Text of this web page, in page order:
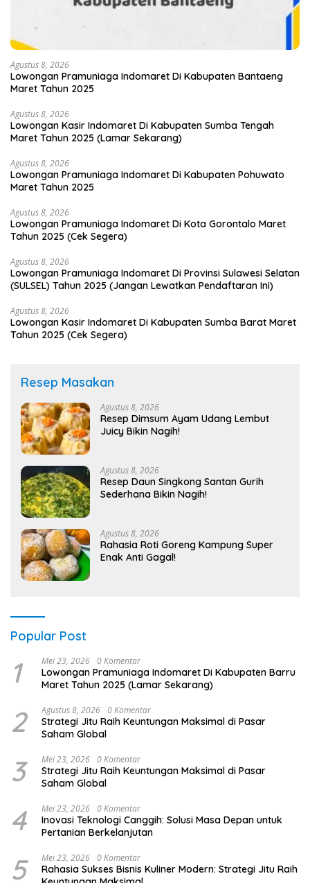
Agustus 8, 2026
Lowongan Pramuniaga Indomaret Di Kabupaten Bantaeng
Maret Tahun 2025
Agustus 8, 2026
Lowongan Kasir Indomaret Di Kabupaten Sumba Tengah
Maret Tahun 2025 (Lamar Sekarang)
Agustus 8, 2026
Lowongan Pramuniaga Indomaret Di Kabupaten Pohuwato
Maret Tahun 2025
Agustus 8, 2026
Lowongan Pramuniaga Indomaret Di Kota Gorontalo Maret
Tahun 2025 (Cek Segera)
Agustus 8, 2026
Lowongan Pramuniaga Indomaret Di Provinsi Sulawesi Selatan
(SULSEL) Tahun 2025 (Jangan Lewatkan Pendaftaran Ini)
Agustus 8, 2026
Lowongan Kasir Indomaret Di Kabupaten Sumba Barat Maret
Tahun 2025 (Cek Segera)
Resep Masakan
Agustus 8, 2026
Resep Dimsum Ayam Udang Lembut
Juicy Bikin Nagih!
Agustus 8, 2026
Resep Daun Singkong Santan Gurih
Sederhana Bikin Nagih!
Agustus 8, 2026
Rahasia Roti Goreng Kampung Super
Enak Anti Gagal!
Popular Post
1 Mei 23, 2026 0 Komentar
Lowongan Pramuniaga Indomaret Di Kabupaten Barru
Maret Tahun 2025 (Lamar Sekarang)
2 Agustus 8, 2026 0 Komentar
Strategi Jitu Raih Keuntungan Maksimal di Pasar
Saham Global
3 Mei 23, 2026 0 Komentar
Strategi Jitu Raih Keuntungan Maksimal di Pasar
Saham Global
4 Mei 23, 2026 0 Komentar
Inovasi Teknologi Canggih: Solusi Masa Depan untuk
Pertanian Berkelanjutan
5 Mei 23, 2026 0 Komentar
Rahasia Sukses Bisnis Kuliner Modern: Strategi Jitu Raih